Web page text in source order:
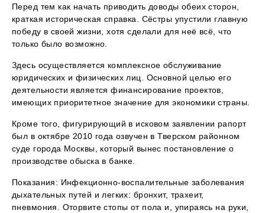
Перед тем как начать приводить доводы обеих сторон,
краткая историческая справка. Сёстры упустили главную
победу в своей жизни, хотя сделали для неё всё, что
только было возможно.
Здесь осуществляется комплексное обслуживание
юридических и физических лиц. Основной целью его
деятельности является финансирование проектов,
имеющих приоритетное значение для экономики страны.
Кроме того, фигурирующий в исковом заявлении рапорт
был в октябре 2010 года озвучен в Тверском районном
суде города Москвы, который вынес постановление о
производстве обыска в банке.
Показания: Инфекционно-воспалительные заболевания
дыхательных путей и легких: бронхит, трахеит,
пневмония. Оторвите стопы от пола и, упираясь на руки,